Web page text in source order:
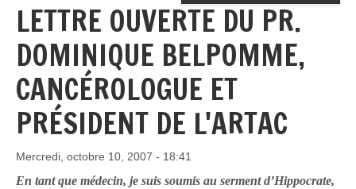
LETTRE OUVERTE DU PR.
DOMINIQUE BELPOMME,
CANCÉROLOGUE ET
PRÉSIDENT DE L'ARTAC
Mercredi, octobre 10, 2007 - 18:41
En tant que médecin, je suis soumis au serment d’Hippocrate,